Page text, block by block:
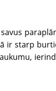
savus
ir starp